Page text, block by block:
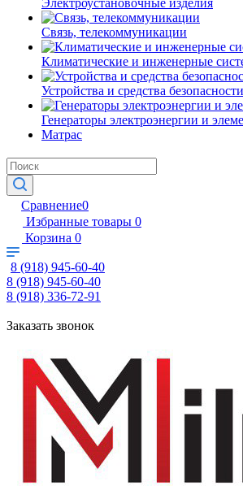
Электроустановочные изделия
Связь, телекоммуникации
Климатические и инженерные
Устройства и средства безопасности
Генераторы электроэнергии и
Матрас
Сравнение0
Избранные товары 0
Корзина 0
8 (918) 945-60-40
8 (918) 945-60-40
8 (918) 336-72-91
Заказать звонок